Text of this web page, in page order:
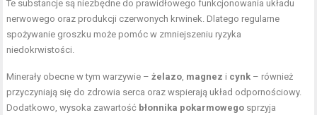
Te substancje są niezbędne do prawidłowego funkcjonowania układu
nerwowego oraz produkcji czerwonych krwinek. Dlatego regularne
spożywanie groszku może pomóc w zmniejszeniu ryzyka
niedokrwistości.
Minerały obecne w tym warzywie –żelazo, magnez i cynk – również
przyczyniają się do zdrowia serca oraz wspierają układ odpornościowy.
Dodatkowo, wysoka zawartość błonnika pokarmowego sprzyja